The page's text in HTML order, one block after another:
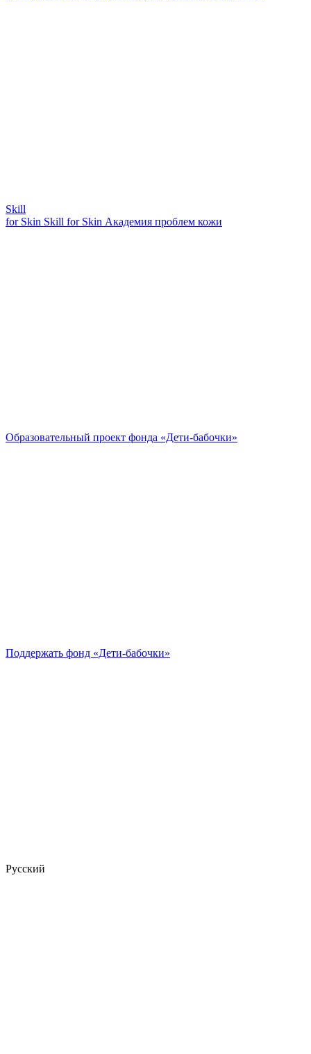
Skill
for Skin Skill for Skin Академия проблем кожи
Образовательный проект фонда «Дети-бабочки»
Поддержать фонд «Дети-бабочки»
Русский